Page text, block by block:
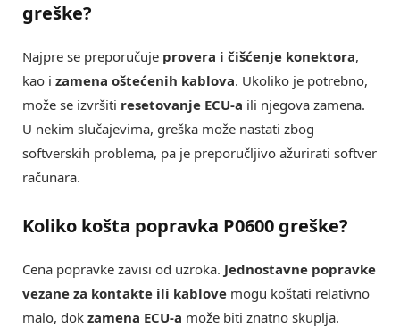
greške?
Najpre se preporučuje provera i čišćenje konektora,
kao i zamena oštećenih kablova. Ukoliko je potrebno,
može se izvršiti resetovanje ECU-a ili njegova zamena.
U nekim slučajevima, greška može nastati zbog
softverskih problema, pa je preporučljivo ažurirati softver
računara.
Koliko košta popravka P0600 greške?
Cena popravke zavisi od uzroka. Jednostavne popravke
vezane za kontakte ili kablove mogu koštati relativno
malo, dok zamena ECU-a može biti znatno skuplja.